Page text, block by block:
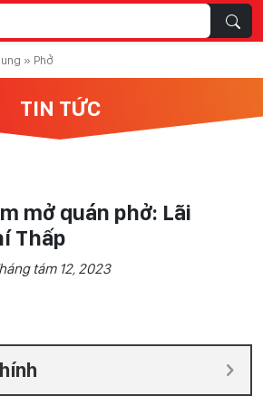
» Phở
TIN TỨC
mở quán phở: Lãi
Thấp
tám 12, 2023